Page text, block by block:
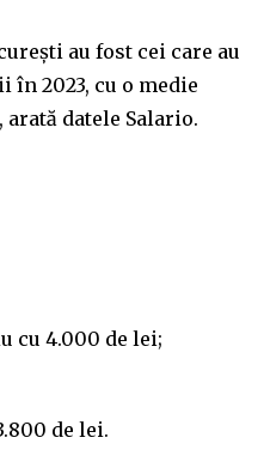
au fost cei care au
2023, cu o medie
datele Salario.
cu 4.000 de lei;
de lei.